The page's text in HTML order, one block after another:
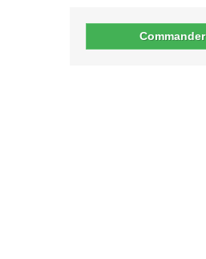
Commander